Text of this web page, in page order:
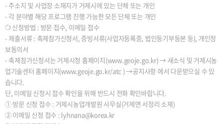
- 주소지 및 사업장 소재지가 거제시에 있는 단체 또는 개인
- 각 분야별 해당 프로그램 진행 가능한 모든 단체 또는 개인
❍ 신청방법 : 방문 접수, 이메일 접수
- 제출서류 : 축제참가신청서, 증빙서류(사업자등록증, 법인등기부등본 등), 개인정
보동의서
- 축제참가신청서는 거제시청 홈페이지(www.geoje.go.kr) → 새소식 및 거제시농
업기술센터 홈페이지(www.geoje.go.kr/atc ) →공지사항 에서 다운받으실 수 있
습니다.
단, 이메일 신청시 접수 확인을 위해 반드시 전화 확인바랍니다.
① 방문 신청 접수 : 거제시농업개발원 사무실(거제면 서정리 소재)
② 이메일 신청 접수 : lyhnana@korea.kr